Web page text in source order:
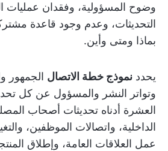
وضوح المسؤولية، وفقدان عمليات
التحديثات، وعدم وجود قاعدة
بماذا ومتى وأين.
يحدد نموذج خطة الاتصال الجمهور
وتواتر النشر والمسؤول عن كل
العشرة أدناه تحديثات أصحاب
الداخلية، واتصالات الموظفين،
عمل العلاقات العامة، وإطلاق